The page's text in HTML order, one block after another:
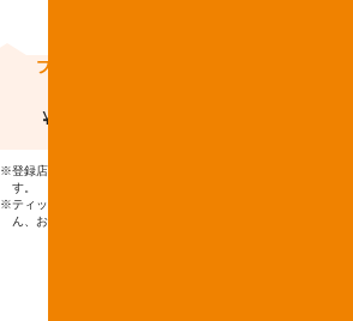
プラン+オプション
¥
※登録店をいつでもご利用いただけま
す。
※ティップネス・キッズ会員のお父さ
ん、お母さんが対象です。